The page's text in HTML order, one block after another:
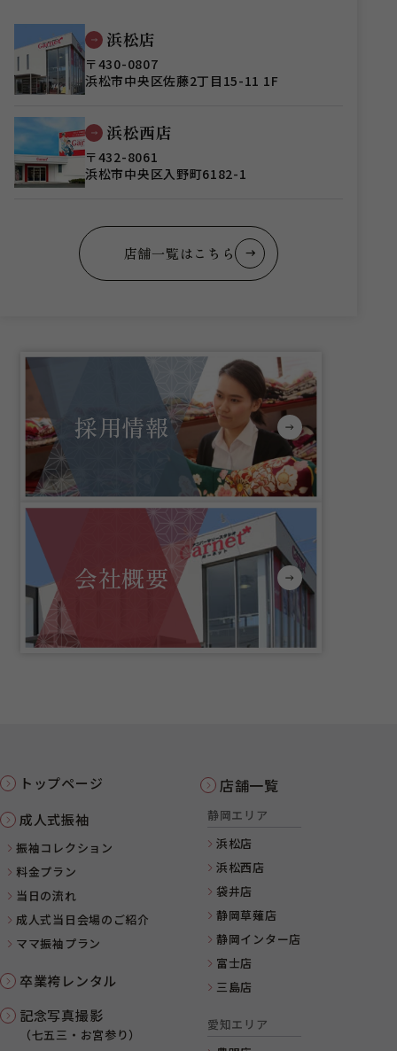
浜松店
〒430-0807
浜松市中央区佐藤2丁目15-11 1F
浜松西店
〒432-8061
浜松市中央区入野町6182-1
店舗一覧はこちら
採用情報
会社概要
トップページ
成人式振袖
振袖コレクション
料金プラン
当日の流れ
成人式当日会場のご紹介
ママ振袖プラン
卒業袴レンタル
記念写真撮影
（七五三・お宮参り）
店舗一覧
静岡エリア
浜松店
浜松西店
袋井店
静岡草薙店
静岡インター店
富士店
三島店
愛知エリア